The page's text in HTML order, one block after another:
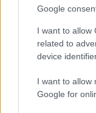
Google
I want to allow
related to
device
I want to allow
Google for